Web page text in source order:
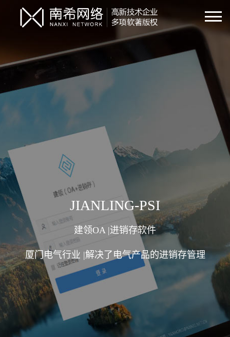
JIANLING-PSI
建领OA |进销存软件
厦门电气行业 |解决了电气产品的进销存管理